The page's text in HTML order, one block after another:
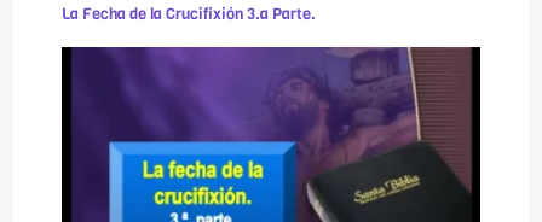
La Fecha de la Crucifixión 3.a Parte.